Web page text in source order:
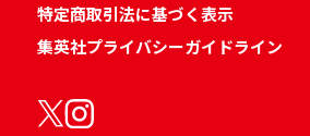
特定商取引法に基づく表示
集英社プライバシーガイドライン